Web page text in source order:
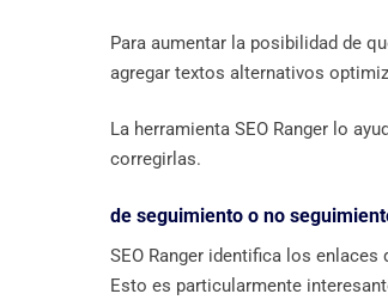
Para aumentar la posibilidad de
agregar textos alternativos
La herramienta SEO Ranger lo
corregirlas.
de seguimiento o no
SEO Ranger identifica los
Esto es particularmente